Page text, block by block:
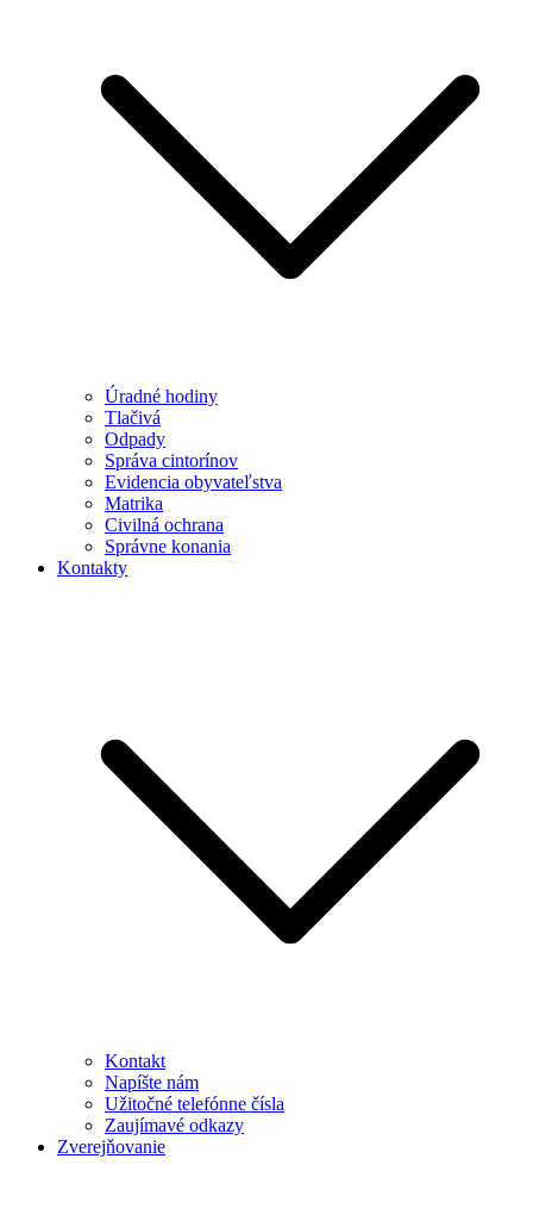
Úradné hodiny
Tlačivá
Odpady
Správa cintorínov
Evidencia obyvateľstva
Matrika
Civilná ochrana
Správne konania
Kontakty
Kontakt
Napíšte nám
Užitočné telefónne čísla
Zaujímavé odkazy
Zverejňovanie